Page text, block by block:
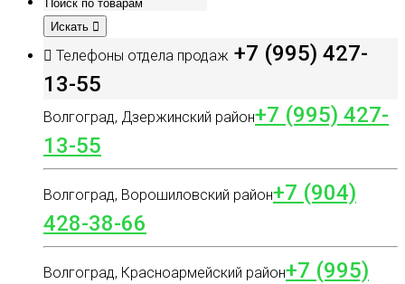
Искать
Телефоны отдела продаж +7 (995) 427-
13-55
Волгоград, Дзержинский район+7 (995) 427-
13-55
Волгоград, Ворошиловский район+7 (904)
428-38-66
Волгоград, Красноармейский район+7 (995)